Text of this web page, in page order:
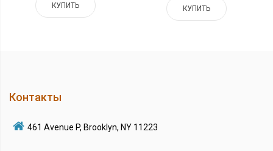
КУПИТЬ КУПИТЬ
Контакты
461 Avenue P, Brooklyn, NY 11223